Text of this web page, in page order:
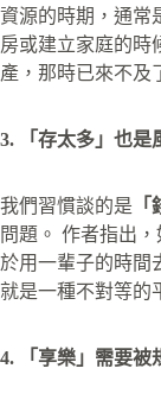
資源的時期，通常
房或建立家庭的時
產，那時已來不及
3. 「存太多」也是
我們習慣談的是 「
問題。 作者指出
於用一輩子的時間
就是一種不對等的
4. 「享樂」需要被